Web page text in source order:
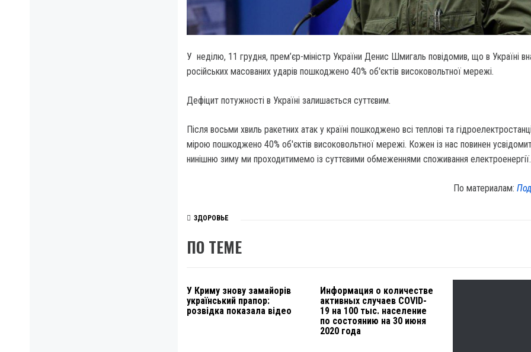
У неділю, 11 грудня, прем’єр-міністр України Денис Шмигаль повідомив, що в Україні
російських масованих ударів пошкоджено 40% об'єктів високовольтної мережі.
Дефіцит потужності в Україні залишається суттєвим.
Після восьми хвиль ракетних атак у країні пошкоджено всі теплові та
мірою пошкоджено 40% об'єктів високовольтної мережі. Кожен із нас повинен
нинішню зиму ми проходитимемо із суттєвими обмеженнями споживання електроенергії.
По материалам:
ЗДОРОВЬЕ
ПО ТЕМЕ
У Криму знову замайорів
український прапор:
розвідка показала відео
Информация о количестве
активных случаев COVID-
19 на 100 тыс. население
по состоянию на 30 июня
2020 года